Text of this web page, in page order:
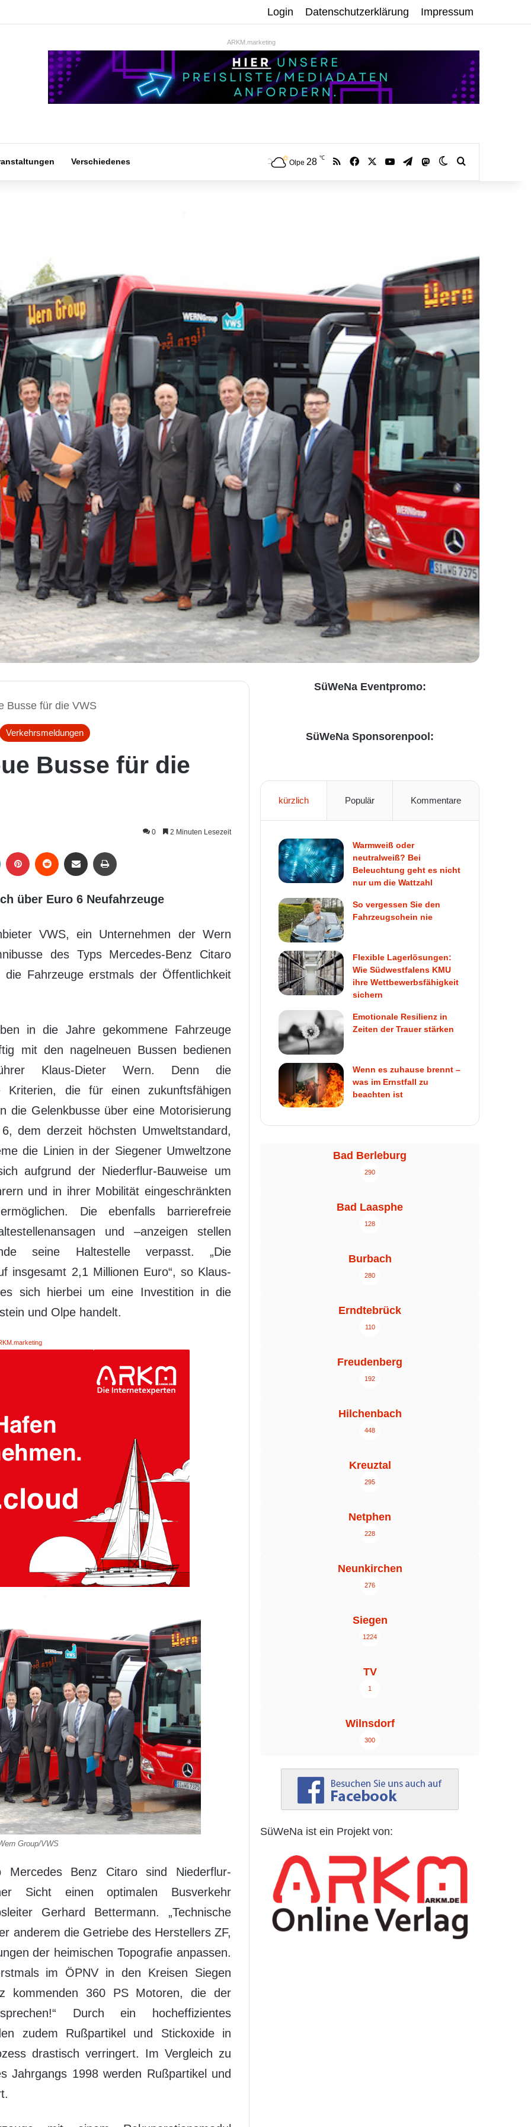
Login Datenschutzerklärung Impressum
ARKM.marketing
Verschiedenes Olpe 28 ℃ RSS Facebook YouTubeTelegramMastodonSkin umschalten
Busse für die VWS
Verkehrsmeldungen
Busse für die
0 2 Minuten Lesezeit
über Euro 6 Neufahrzeuge
VWS, ein Unternehmen der Wern
des Typs Mercedes-Benz Citaro
Fahrzeuge erstmals der Öffentlichkeit
in die Jahre gekommene Fahrzeuge
mit den nagelneuen Bussen bedienen
Klaus-Dieter Wern. Denn die
Kriterien, die für einen zukunftsfähigen
die Gelenkbusse über eine Motorisierung
dem derzeit höchsten Umweltstandard,
die Linien in der Siegener Umweltzone
aufgrund der Niederflur-Bauweise um
und in ihrer Mobilität eingeschränkten
Die ebenfalls barrierefreie
und –anzeigen stellen
seine Haltestelle verpasst. „Die
insgesamt 2,1 Millionen Euro“, so Klaus-
sich hierbei um eine Investition in die
und Olpe handelt.
Group/VWS
Mercedes Benz Citaro sind Niederflur-
Sicht einen optimalen Busverkehr
Gerhard Bettermann. „Technische
anderem die Getriebe des Herstellers ZF,
der heimischen Topografie anpassen.
im ÖPNV in den Kreisen Siegen
kommenden 360 PS Motoren, die der
Durch ein hocheffizientes
zudem Rußpartikel und Stickoxide in
drastisch verringert. Im Vergleich zu
Jahrgangs 1998 werden Rußpartikel und
SüWeNa Eventpromo:
SüWeNa Sponsorenpool:
kürzlich Populär Kommentare
Warmweiß oder
neutralweiß? Bei
Beleuchtung geht es nicht
nur um die Wattzahl
So vergessen Sie den
Fahrzeugschein nie
Flexible Lagerlösungen:
Wie Südwestfalens KMU
ihre Wettbewerbsfähigkeit
sichern
Emotionale Resilienz in
Zeiten der Trauer stärken
Wenn es zuhause brennt –
was im Ernstfall zu
beachten ist
Bad Berleburg
290
Bad Laasphe
128
Burbach
280
Erndtebrück
110
Freudenberg
192
Hilchenbach
448
Kreuztal
295
Netphen
228
Neunkirchen
276
Siegen
1224
TV
1
Wilnsdorf
300
SüWeNa ist ein Projekt von: